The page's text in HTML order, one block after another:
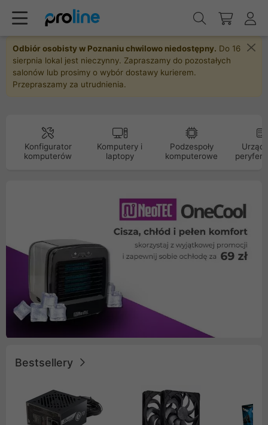
Odbiór osobisty w Poznaniu chwilowo niedostępny. Do 16
sierpnia lokal jest nieczynny. Zapraszamy do pozostałych
salonów lub prosimy o wybór dostawy kurierem.
Przepraszamy za utrudnienia.
Konfigurator
komputerów
Komputery i
laptopy
Podzespoły
komputerowe
Bestsellery